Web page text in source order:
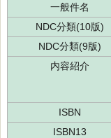
一般件名
NDC分類(10版)
NDC分類(9版)
内容紹介
ISBN
ISBN13